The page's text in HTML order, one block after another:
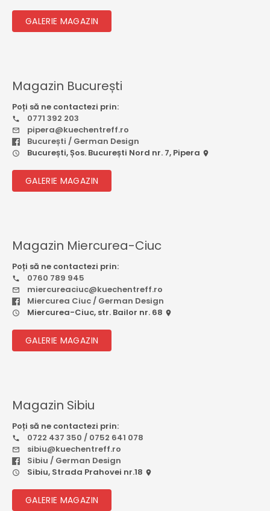
GALERIE MAGAZIN
Magazin București
Poți să ne contactezi prin:
0771 392 203
pipera@kuechentreff.ro
București / German Design
București, Șos. București Nord nr. 7, Pipera
GALERIE MAGAZIN
Magazin Miercurea-Ciuc
Poți să ne contactezi prin:
0760 789 945
miercureaciuc@kuechentreff.ro
Miercurea Ciuc / German Design
Miercurea-Ciuc, str. Bailor nr. 68
GALERIE MAGAZIN
Magazin Sibiu
Poți să ne contactezi prin:
0722 437 350 / 0752 641 078
sibiu@kuechentreff.ro
Sibiu / German Design
Sibiu, Strada Prahovei nr.18
GALERIE MAGAZIN